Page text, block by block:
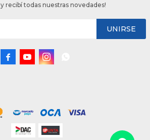
y recibí todas nuestras novedades!
UNIRSE
  